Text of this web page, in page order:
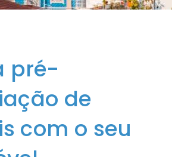
pré-
de
com o seu